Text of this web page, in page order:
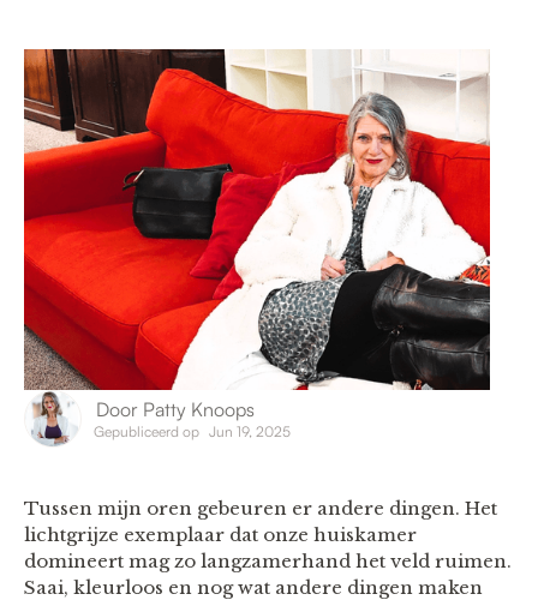
Door Patty Knoops
Gepubliceerd op Jun 19, 2025
Tussen mijn oren gebeuren er andere dingen. Het
lichtgrijze exemplaar dat onze huiskamer
domineert mag zo langzamerhand het veld ruimen.
Saai, kleurloos en nog wat andere dingen maken